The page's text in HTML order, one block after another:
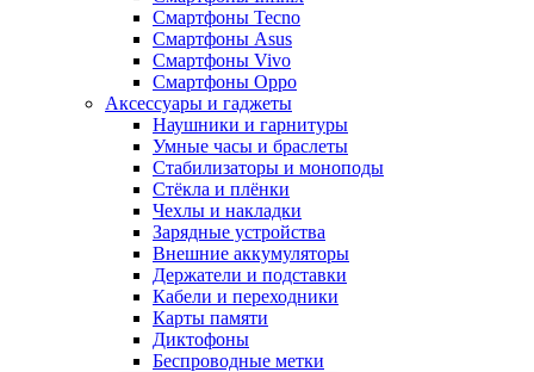
Смартфоны Tecno
Смартфоны Asus
Смартфоны Vivo
Смартфоны Oppo
Аксессуары и гаджеты
Наушники и гарнитуры
Умные часы и браслеты
Стабилизаторы и моноподы
Стёкла и плёнки
Чехлы и накладки
Зарядные устройства
Внешние аккумуляторы
Держатели и подставки
Кабели и переходники
Карты памяти
Диктофоны
Беспроводные метки